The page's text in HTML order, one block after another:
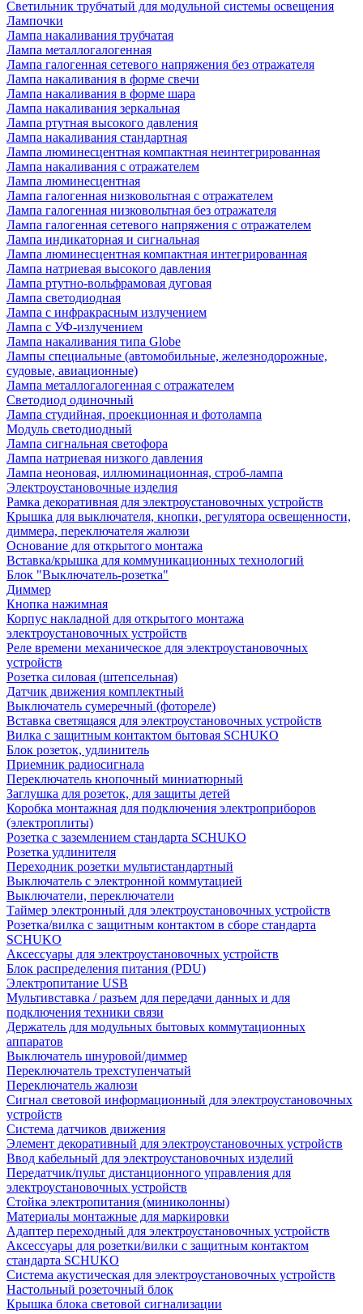
Светильник трубчатый для модульной системы освещения
Лампочки
Лампа накаливания трубчатая
Лампа металлогалогенная
Лампа галогенная сетевого напряжения без отражателя
Лампа накаливания в форме свечи
Лампа накаливания в форме шара
Лампа накаливания зеркальная
Лампа ртутная высокого давления
Лампа накаливания стандартная
Лампа люминесцентная компактная неинтегрированная
Лампа накаливания с отражателем
Лампа люминесцентная
Лампа галогенная низковольтная с отражателем
Лампа галогенная низковольтная без отражателя
Лампа галогенная сетевого напряжения с отражателем
Лампа индикаторная и сигнальная
Лампа люминесцентная компактная интегрированная
Лампа натриевая высокого давления
Лампа ртутно-вольфрамовая дуговая
Лампа светодиодная
Лампа с инфракрасным излучением
Лампа с УФ-излучением
Лампа накаливания типа Globe
Лампы специальные (автомобильные, железнодорожные,
судовые, авиационные)
Лампа металлогалогенная с отражателем
Светодиод одиночный
Лампа студийная, проекционная и фотолампа
Модуль светодиодный
Лампа сигнальная светофора
Лампа натриевая низкого давления
Лампа неоновая, иллюминационная, строб-лампа
Электроустановочные изделия
Рамка декоративная для электроустановочных устройств
Крышка для выключателя, кнопки, регулятора освещенности,
диммера, переключателя жалюзи
Основание для открытого монтажа
Вставка/крышка для коммуникационных технологий
Блок "Выключатель-розетка"
Диммер
Кнопка нажимная
Корпус накладной для открытого монтажа
электроустановочных устройств
Реле времени механическое для электроустановочных
устройств
Розетка силовая (штепсельная)
Датчик движения комплектный
Выключатель сумеречный (фотореле)
Вставка светящаяся для электроустановочных устройств
Вилка с защитным контактом бытовая SCHUKO
Блок розеток, удлинитель
Приемник радиосигнала
Переключатель кнопочный миниатюрный
Заглушка для розеток, для защиты детей
Коробка монтажная для подключения электроприборов
(электроплиты)
Розетка с заземлением стандарта SCHUKO
Розетка удлинителя
Переходник розетки мультистандартный
Выключатель с электронной коммутацией
Выключатели, переключатели
Таймер электронный для электроустановочных устройств
Розетка/вилка с защитным контактом в сборе стандарта
SCHUKO
Аксессуары для электроустановочных устройств
Блок распределения питания (PDU)
Электропитание USB
Мультивставка / разъем для передачи данных и для
подключения техники связи
Держатель для модульных бытовых коммутационных
аппаратов
Выключатель шнуровой/диммер
Переключатель трехступенчатый
Переключатель жалюзи
Сигнал световой информационный для электроустановочных
устройств
Система датчиков движения
Элемент декоративный для электроустановочных устройств
Ввод кабельный для электроустановочных изделий
Передатчик/пульт дистанционного управления для
электроустановочных устройств
Стойка электропитания (миниколонны)
Материалы монтажные для маркировки
Адаптер переходный для электроустановочных устройств
Аксессуары для розетки/вилки с защитным контактом
стандарта SCHUKO
Система акустическая для электроустановочных устройств
Настольный розеточный блок
Крышка блока световой сигнализации